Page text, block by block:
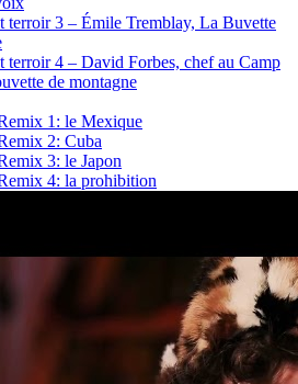
terroir 3 – Émile Tremblay, La Buvette
terroir 4 – David Forbes, chef au Camp
de montagne
1: le Mexique
2: Cuba
3: le Japon
4: la prohibition